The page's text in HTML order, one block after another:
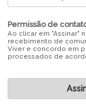
Permissão de
Ao clicar em "Assinar"
recebimento de
Viver e concordo em
processados de